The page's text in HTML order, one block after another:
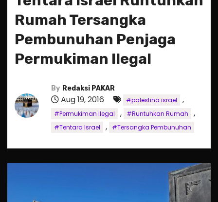
Rumah Tersangka
Pembunuhan Penjaga
Permukiman Ilegal
By Redaksi PAKAR
Aug 19, 2016 #palestina israel ,
#Permukiman Ilegal , #Runtuhkan Rumah ,
#Tentara Israel , #Tersangka Pembunuhan